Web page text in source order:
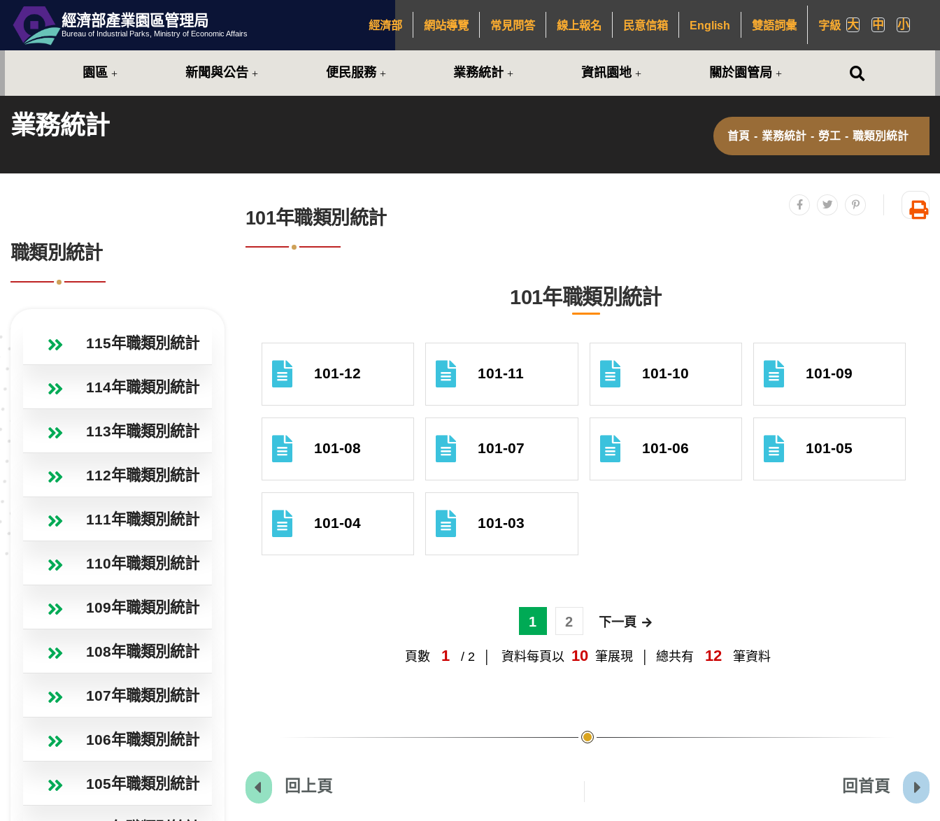
跳到主要內容
網站導覽
經濟部產業園區管理局
Bureau of Industrial Parks, Ministry of Economic Affairs
經濟部 網站導覽 常見問答 線上報名 民意信箱 English 雙語詞彙 字級 大 中 小
園區 新聞與公告 便民服務 業務統計 資訊園地 關於園管局
業務統計 首頁 - 業務統計 - 勞工 - 職類別統計
職類別統計
115年職類別統計
114年職類別統計
113年職類別統計
112年職類別統計
111年職類別統計
110年職類別統計
109年職類別統計
108年職類別統計
107年職類別統計
106年職類別統計
105年職類別統計
101年職類別統計
分享至facebook
分享至twitter分享至plurk
友
101年職類別統計
101-12 101-11 101-10 101-09
101-08 101-07 101-06 101-05
101-04 101-03
1 2 下一頁
頁數 1 / 2 資料每頁以 10 筆展現 總共有 12 筆資料
回上頁 回首頁